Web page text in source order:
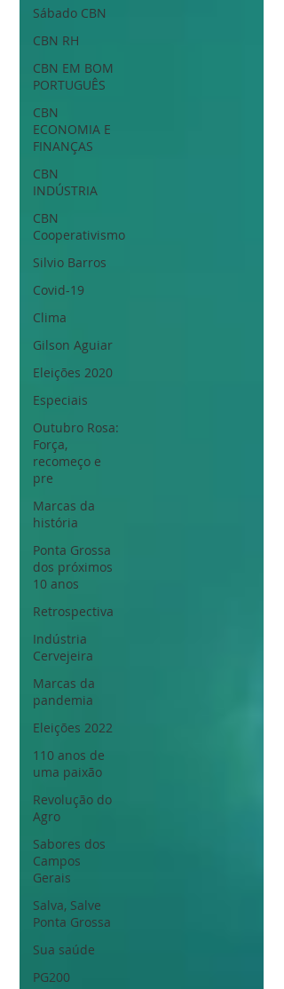
Sábado CBN
CBN RH
CBN EM BOM
PORTUGUÊS
CBN
ECONOMIA E
FINANÇAS
CBN
INDÚSTRIA
CBN
Cooperativismo
Silvio Barros
Covid-19
Clima
Gilson Aguiar
Eleições 2020
Especiais
Outubro Rosa:
Força,
recomeço e
pre
Marcas da
história
Ponta Grossa
dos próximos
10 anos
Retrospectiva
Indústria
Cervejeira
Marcas da
pandemia
Eleições 2022
110 anos de
uma paixão
Revolução do
Agro
Sabores dos
Campos
Gerais
Salva, Salve
Ponta Grossa
Sua saúde
PG200